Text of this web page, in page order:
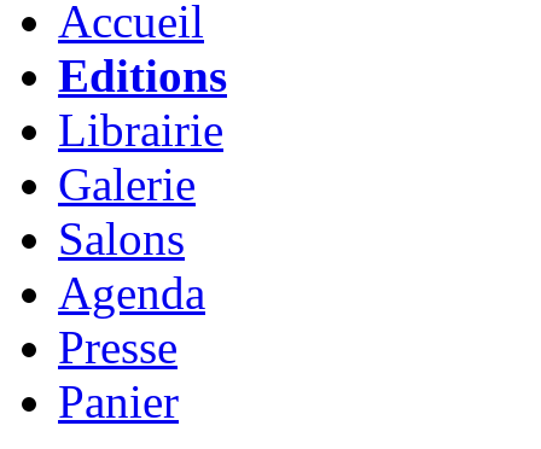
Accueil
Editions
Librairie
Galerie
Salons
Agenda
Presse
Panier